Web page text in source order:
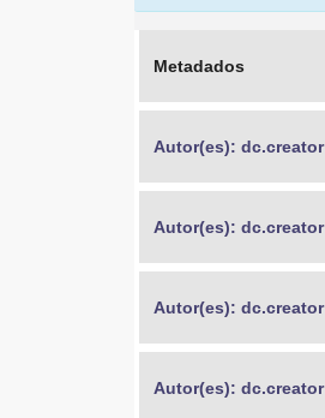
Metadados
Autor(es): dc.creator
Autor(es): dc.creator
Autor(es): dc.creator
Autor(es): dc.creator